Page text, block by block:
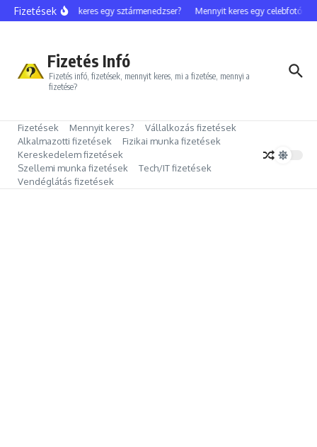
Ugrás a tartalomhoz
FizetésekMennyit keres egy sztármenedzser? Mennyit keres egy celebfotós?
Fizetés Infó
Fizetés infó, fizetések, mennyit keres, mi a fizetése, mennyi a
fizetése?
Fizetések Mennyit keres?
Vállalkozás fizetések
Alkalmazotti fizetések
Fizikai munka fizetések
Kereskedelem fizetések
Szellemi munka fizetések
Tech/IT fizetések
Vendéglátás fizetések